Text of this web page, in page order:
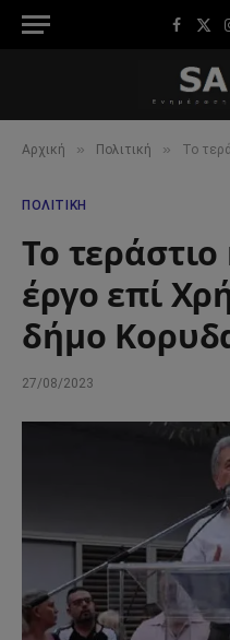
X
Αρχική » Πολιτική » Το
ΠΟΛΙΤΙΚΉ
Το
έργο επί
δήμο
27/08/2023